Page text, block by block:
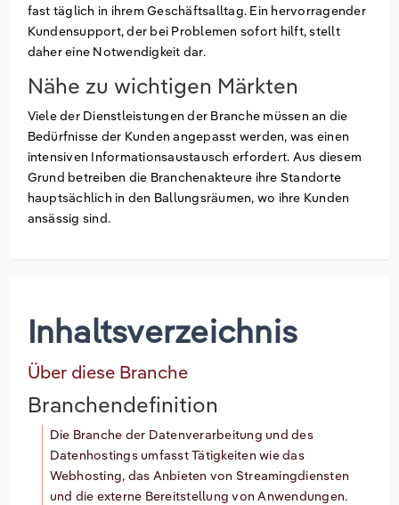
fast täglich in ihrem Geschäftsalltag. Ein hervorragender
Kundensupport, der bei Problemen sofort hilft, stellt
daher eine Notwendigkeit dar.
Nähe zu wichtigen Märkten
Viele der Dienstleistungen der Branche müssen an die
Bedürfnisse der Kunden angepasst werden, was einen
intensiven Informationsaustausch erfordert. Aus diesem
Grund betreiben die Branchenakteure ihre Standorte
hauptsächlich in den Ballungsräumen, wo ihre Kunden
ansässig sind.
Inhaltsverzeichnis
Über diese Branche
Branchendefinition
Die Branche der Datenverarbeitung und des
Datenhostings umfasst Tätigkeiten wie das
Webhosting, das Anbieten von Streamingdiensten
und die externe Bereitstellung von Anwendungen.